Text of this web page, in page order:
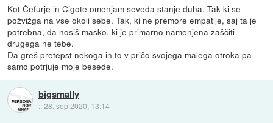
Kot Čefurje in Cigote omenjam seveda stanje duha. Tak ki se
požvižga na vse okoli sebe. Tak, ki ne premore empatije, saj ta je
potrebna, da nosiš masko, ki je primarno namenjena zaščiti
drugega ne tebe.
Da greš pretepst nekoga in to v pričo svojega malega otroka pa
samo potrjuje moje besede.
bigsmally
::28. sep 2020, 13:14